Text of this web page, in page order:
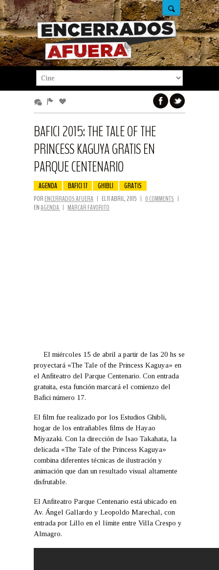
BAFICI 2015: THE TALE OF THE
PRINCESS KAGUYA GRATIS EN
PARQUE CENTENARIO
AGENDA BAFICI 17 GHIBLI GRATIS
POR ENCERRADOS AFUERA | EL 11 ABRIL, 2015 | 0 COMMENTS |
ENAGENDA | MARCAR FAVORITO
El miércoles 15 de abril a partir de las 20 hs se
proyectará «The Tale of the Princess Kaguya» en
el Anfiteatro del Parque Centenario. Con entrada
gratuita, esta función marcará el comienzo del
Bafici número 17.
El film fue realizado por los Estudios Ghibli,
hogar de los entrañables films de Hayao
Miyazaki. Con la dirección de Isao Takahata, la
delicada «The Tale of the Princess Kaguya»
combina diferentes técnicas de ilustración y
animación que dan un resultado visual altamente
disfrutable.
El Anfiteatro Parque Centenario está ubicado en
Av. Ángel Gallardo y Leopoldo Marechal, con
entrada por Lillo en el límite entre Villa Crespo y
Almagro.